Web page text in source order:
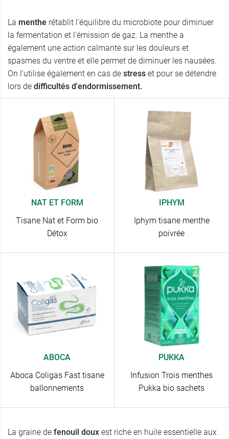
La menthe rétablit l'équilibre du microbiote pour diminuer
la fermentation et l'émission de gaz. La menthe a
également une action calmante sur les douleurs et
spasmes du ventre et elle permet de diminuer les nausées.
On l'utilise également en cas de stress et pour se détendre
lors de difficultés d'endormissement.
NAT ET FORM
Tisane Nat et Form bio
Détox
IPHYM
Iphym tisane menthe
poivrée
ABOCA
Aboca Coligas Fast tisane
ballonnements
PUKKA
Infusion Trois menthes
Pukka bio sachets
La graine de fenouil doux est riche en huile essentielle aux